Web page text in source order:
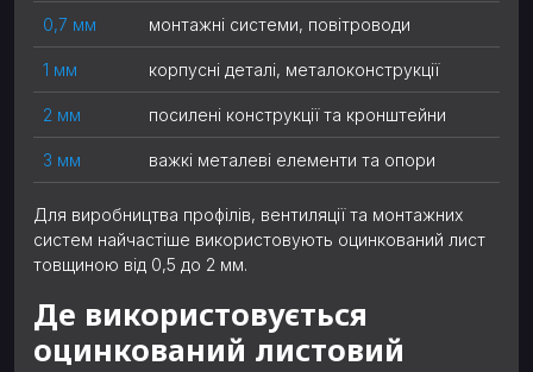
0,7 мм монтажні системи, повітроводи
1 мм корпусні деталі, металоконструкції
2 мм посилені конструкції та кронштейни
3 мм важкі металеві елементи та опори
Для виробництва профілів, вентиляції та монтажних
систем найчастіше використовують оцинкований лист
товщиною від 0,5 до 2 мм.
Де використовується
оцинкований листовий